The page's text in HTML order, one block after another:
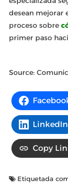
desean mejorar
proceso sobre
primer paso
Source:
LinkedIn
Copy
Etiquetada